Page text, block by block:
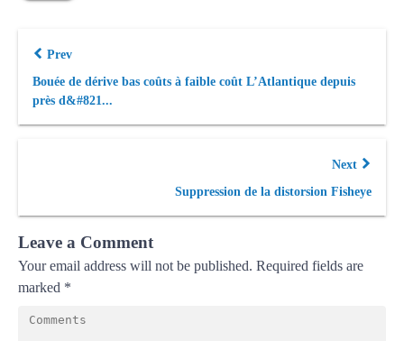
Prev
Bouée de dérive bas coûts à faible coût L’Atlantique depuis
près d&#821...
Next
Suppression de la distorsion Fisheye
Leave a Comment
Your email address will not be published. Required fields are
marked *